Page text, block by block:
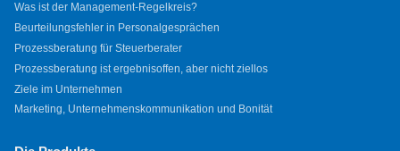
Was ist der Management-Regelkreis?
Beurteilungsfehler in Personalgesprächen
Prozessberatung für Steuerberater
Prozessberatung ist ergebnisoffen, aber nicht ziellos
Ziele im Unternehmen
Marketing, Unternehmenskommunikation und Bonität